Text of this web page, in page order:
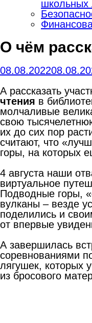
школьных
О чём
08.08.2022
А рассказать
чтения в
молчаливые
свою
их до сих пор
считают, что
горы, на которых
4 августа наши
виртуальное
Подводные горы,
вулканы – везде
поделились и
от впервые
А завершилась
соревнованиями
лягушек, которых
из бросового